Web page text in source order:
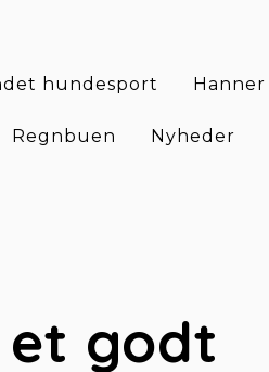
hundesport Hanner
Regnbuen Nyheder
godt